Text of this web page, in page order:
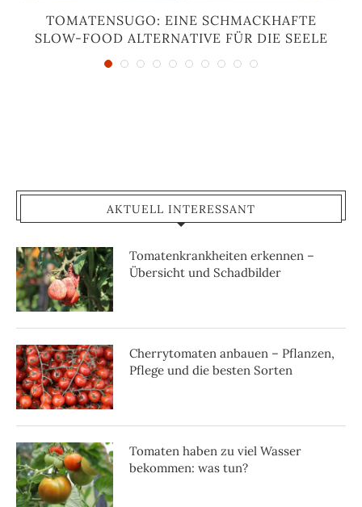
TOMATENSUGO: EINE SCHMACKHAFTE
SLOW-FOOD ALTERNATIVE FÜR DIE SEELE
AKTUELL INTERESSANT
Tomatenkrankheiten erkennen –
Übersicht und Schadbilder
Cherrytomaten anbauen – Pflanzen,
Pflege und die besten Sorten
Tomaten haben zu viel Wasser
bekommen: was tun?